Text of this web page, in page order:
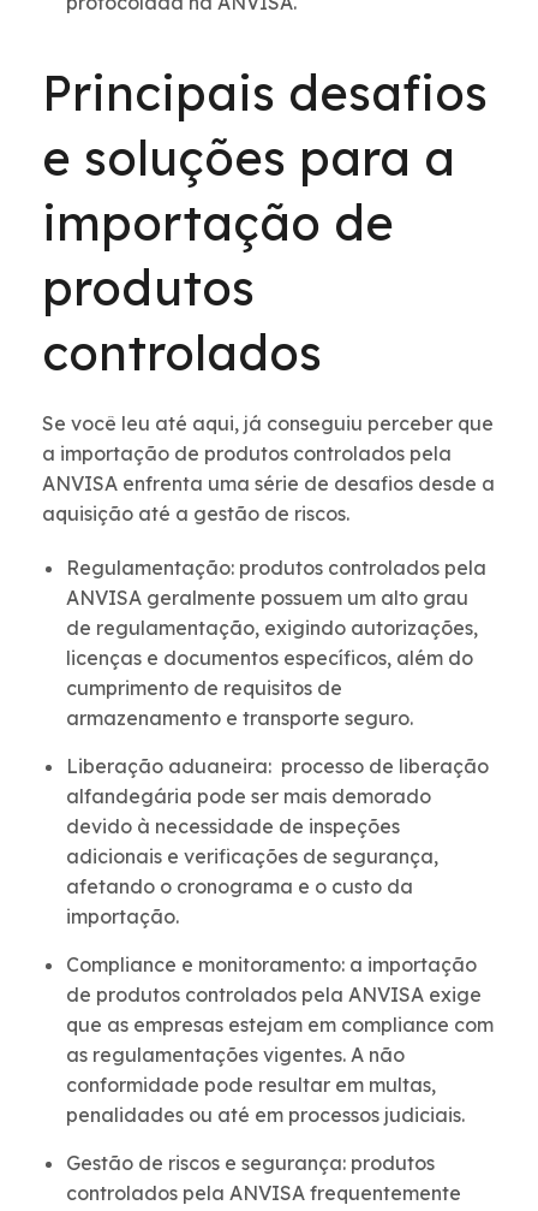
Principais desafios
e soluções para a
importação de
produtos
controlados
Se você leu até aqui, já conseguiu perceber que
a importação de produtos controlados pela
ANVISA enfrenta uma série de desafios desde a
aquisição até a gestão de riscos.
Regulamentação: produtos controlados pela
ANVISA geralmente possuem um alto grau
de regulamentação, exigindo autorizações,
licenças e documentos específicos, além do
cumprimento de requisitos de
armazenamento e transporte seguro.
Liberação aduaneira: processo de liberação
alfandegária pode ser mais demorado
devido à necessidade de inspeções
adicionais e verificações de segurança,
afetando o cronograma e o custo da
importação.
Compliance e monitoramento: a importação
de produtos controlados pela ANVISA exige
que as empresas estejam em compliance com
as regulamentações vigentes. A não
conformidade pode resultar em multas,
penalidades ou até em processos judiciais.
Gestão de riscos e segurança: produtos
controlados pela ANVISA frequentemente